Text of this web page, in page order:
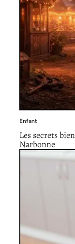
Enfant
Les secrets
Narbonne